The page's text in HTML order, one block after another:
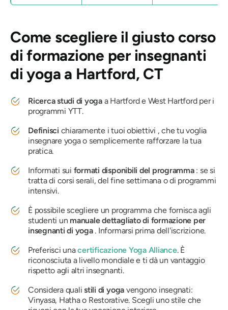
Come scegliere il giusto corso
di formazione per insegnanti
di yoga a Hartford, CT
Ricerca studi di yogaa Hartford e West Hartford per i
programmi YTT.
Definisci chiaramente i tuoi obiettivi , che tu voglia
insegnare yoga o semplicemente rafforzare la tua
pratica.
Informati sui formati disponibili del programma : se si
tratta di corsi serali, del fine settimana o di programmi
intensivi.
È possibile scegliere un programma che fornisca agli
studenti un manuale dettagliato di formazione per
insegnanti di yoga. Informarsi prima dell'iscrizione.
Preferisci unacertificazione Yoga Alliance. È
riconosciuta a livello mondiale e ti dà un vantaggio
rispetto agli altri insegnanti.
Considera qualistili di yoga vengono insegnati:
Vinyasa, Hatha o Restorative. Scegli uno stile che